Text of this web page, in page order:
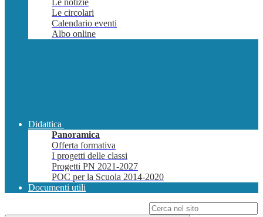
Le notizie
Le circolari
Calendario eventi
Albo online
Didattica
Panoramica
Offerta formativa
I progetti delle classi
Progetti PN 2021-2027
POC per la Scuola 2014-2020
Documenti utili